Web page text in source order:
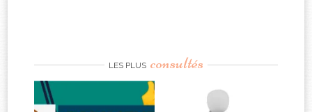
LES PLUS consultés